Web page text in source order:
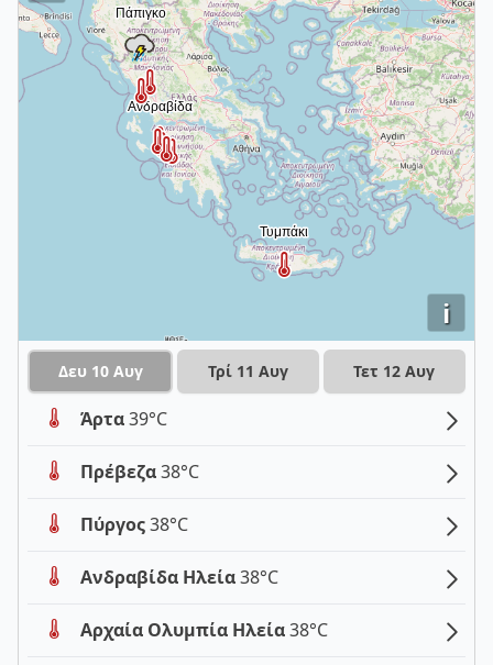
i
Δευ 10 Αυγ Τρί 11 Αυγ Τετ 12 Αυγ
Άρτα39°C
Πρέβεζα38°C
Πύργος38°C
Ανδραβίδα Ηλεία38°C
Αρχαία Ολυμπία Ηλεία38°C